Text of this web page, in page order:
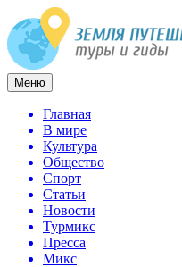
Меню
Главная
В мире
Культура
Общество
Спорт
Статьи
Новости
Турмикс
Пресса
Микс